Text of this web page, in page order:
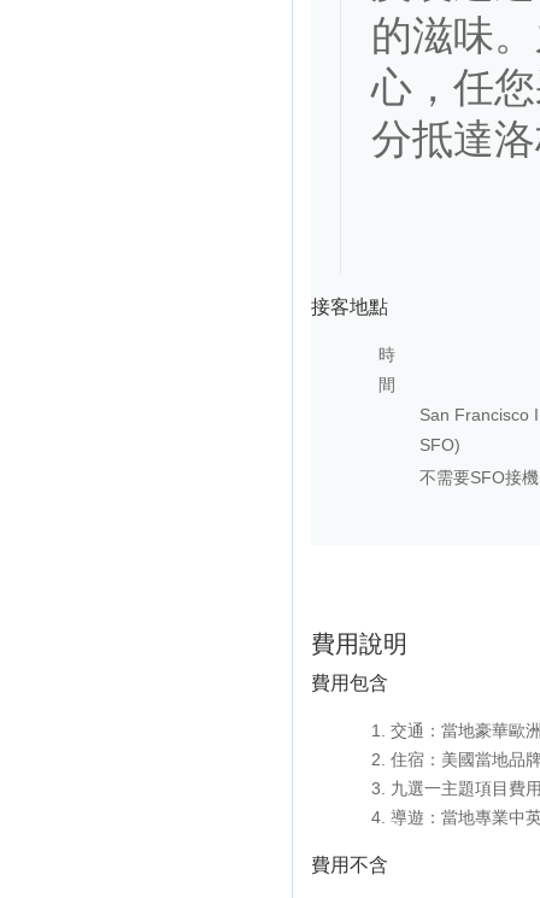
的滋味
心，任
分抵達
接客地點
時
間
San Francisco
SFO)
不需要SFO接
費用說明
費用包含
1. 交通：當地豪華歐
2. 住宿：美國當地品
3. 九選一主題項目費
4. 導遊：當地專業中
費用不含